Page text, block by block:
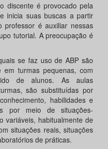
discente é provocado pela
inicia suas buscas a partir
professor é auxiliar nessas
tutorial. A preocupação é
se faz uso de ABP são
em turmas pequenas, com
de alunos. As aulas
são substituídas por
habilidades e
por meio de situações-
variáveis, habitualmente de
situações reais, situações
de práticas.